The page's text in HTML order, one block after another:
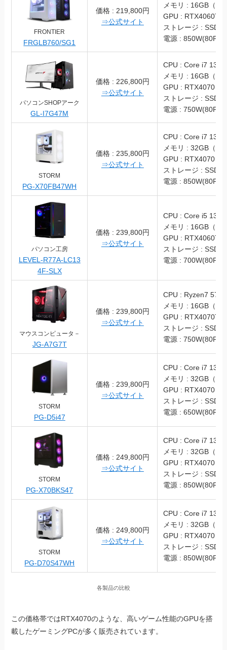
FRONTIER
FRGLB760/SG1
価格 : 219,800円
⇒公式サイト
メモリ : 16GB（
GPU : RTX4060Ti
ストレージ : SSD
電源 :
パソコンSHOPアーク
GL-I7G47M
価格 : 226,800円
⇒公式サイト
CPU : Core i7
メモリ : 16GB（
GPU : RTX4070
ストレージ : SSD
電源 :
STORM
PG-X70FB47WH
価格 : 235,800円
⇒公式サイト
CPU : Core i7
メモリ : 32GB（
GPU : RTX4070
ストレージ : SSD
電源 :
パソコン工房
LEVEL-R77A-LC13
4F-SLX
価格 : 239,800円
⇒公式サイト
CPU : Core i5
メモリ : 16GB（
GPU : RTX4060Ti
ストレージ : SSD
電源 :
マウスコンピュータ－
JG-A7G7T
価格 : 239,800円
⇒公式サイト
CPU : Ryzen7
メモリ : 16GB（
GPU : RTX4070Ti
ストレージ : SSD
電源 :
STORM
PG-D5i47
価格 : 239,800円
⇒公式サイト
CPU : Core i7
メモリ : 32GB（
GPU : RTX4070
ストレージ : SSD
電源 :
STORM
PG-X70BKS47
価格 : 249,800円
⇒公式サイト
CPU : Core i7
メモリ : 32GB（
GPU : RTX4070
ストレージ : SSD
電源 :
STORM
PG-D70S47WH
価格 : 249,800円
⇒公式サイト
CPU : Core i7
メモリ : 32GB（
GPU : RTX4070
ストレージ : SSD
電源 :
各製品の比較
この価格帯ではRTX4070のような、高いゲーム性能のGPUを搭
載したゲーミングPCが多く販売されています。